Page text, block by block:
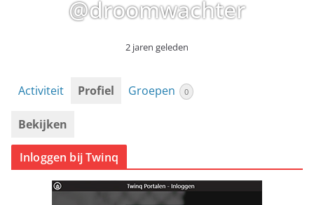
@droomwachter
2 jaren geleden
Activiteit Profiel Groepen 0
Bekijken
Inloggen bij Twinq